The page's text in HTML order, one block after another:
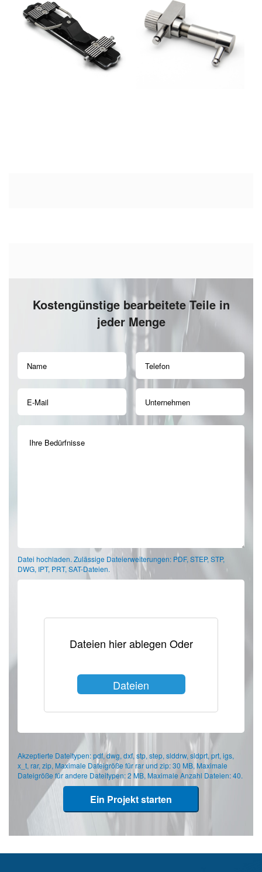
Kostengünstige bearbeitete Teile in
jeder Menge
Datei hochladen. Zulässige Dateierweiterungen: PDF, STEP, STP,
DWG, IPT, PRT, SAT-Dateien.
Dateien hier ablegen Oder
Dateien
Akzeptierte Dateitypen: pdf, dwg, dxf, stp, step, slddrw, sldprt, prt, igs,
x_t, rar, zip, Maximale Dateigröße für rar und zip: 30 MB, Maximale
Dateigröße für andere Dateitypen: 2 MB, Maximale Anzahl Dateien: 40.
Ein Projekt starten